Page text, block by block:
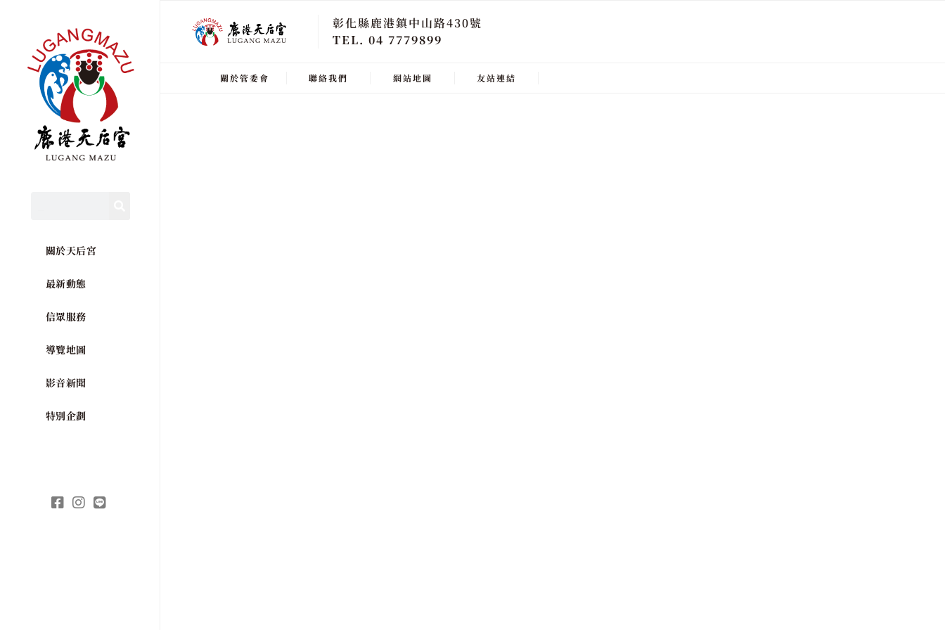
關於天后宮
最新動態
信眾服務
導覽地圖
影音新聞
特別企劃
彰化縣鹿港鎮中山路430號
TEL. 04 7779899
關於管委會 聯絡我們 網站地圖 友站連結